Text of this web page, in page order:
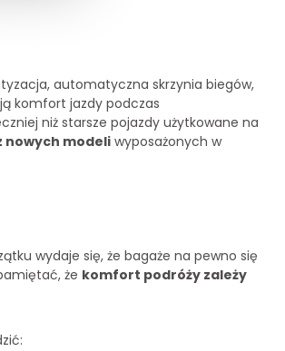
automatyczna skrzynia biegów,
komfort jazdy podczas
niż starsze pojazdy użytkowane na
nowych modeliwyposażonych w
wydaje się, że bagaże na pewno się
że komfort podróży zależy